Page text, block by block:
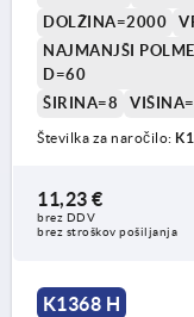
DOLŽINA=2000
NAJMANJŠI
D=60
ŠIRINA=8
Številka za naročilo:
11,23 €
brez DDV
brez stroškov pošiljanja
K1368 H